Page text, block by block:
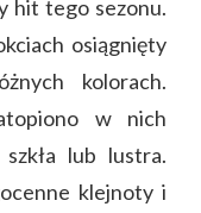
hit tego sezonu.
osiągnięty
kolorach.
w nich
lub lustra.
klejnoty i